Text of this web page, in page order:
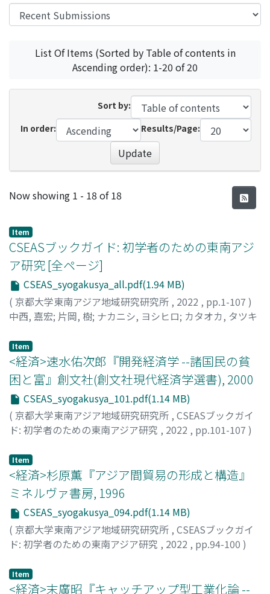
List Of Items (Sorted by Table of contents in
Ascending order): 1-20 of 20
Sort by:
In order:
Results/Page:
Update
Recent Submissions
Now showing 1 - 18 of 18
Item
CSEASブックガイド: 初学者のための東南アジ
ア研究 [全ページ]
CSEAS_syogakusya_all.pdf(1.94 MB)
( 京都大学東南アジア地域研究研究所 , 2022 , pp.1-107 )
中西, 嘉宏; 片岡, 樹; ナカニシ, ヨシヒロ; カタオカ, タツキ
Item
<経済>速水佑次郎『開発経済学 --諸国民の貧
困と富』創文社(創文社現代経済学選書), 2000
CSEAS_syogakusya_101.pdf(1.14 MB)
( 京都大学東南アジア地域研究研究所 , CSEASブックガイ
ド: 初学者のための東南アジア研究 , 2022 , pp.101-107 )
Item
<経済>杉原薫『アジア間貿易の形成と構造』
ミネルヴァ書房, 1996
CSEAS_syogakusya_094.pdf(1.14 MB)
( 京都大学東南アジア地域研究研究所 , CSEASブックガイ
ド: 初学者のための東南アジア研究 , 2022 , pp.94-100 )
Item
<経済>末廣昭『キャッチアップ型工業化論 --